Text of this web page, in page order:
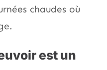
chaudes où
est un